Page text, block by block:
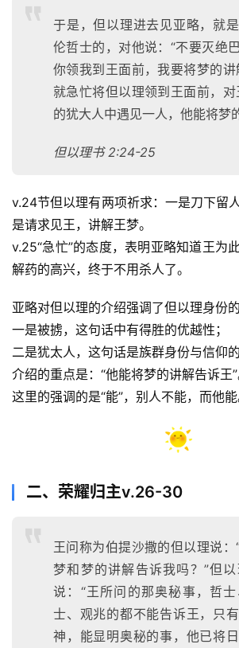
于是，但以理进去见亚略，就
伦哲士的，对他说：“不要灭绝
你领我到王面前，我要将梦的
就急忙将但以理领到王面前，对
的犹大人中遇见一人，他能将梦
但以理书 2:24-25
v.24节但以理有两项祈求：一是刀下留
是请求见王，讲解王梦。
v.25“急忙”的态度，表明亚略知道王为
解药的高兴，终于不用杀人了。
亚略对但以理的介绍强调了但以理身份的
一是被掳，这句话中有得胜的优越性；
二是犹太人，这句话是族群身份与信仰的
介绍的重点是：“他能将梦的讲解告诉王”
这里的强调的是“能”，别人不能，而他能
二、荣耀归主v.26-30
王问称为伯提沙撒的但以理说：
梦和梦的讲解告诉我吗？”但
说：“王所问的那奥秘事，哲
士、观兆的都不能告诉王，只
神，能显明奥秘的事，他已将